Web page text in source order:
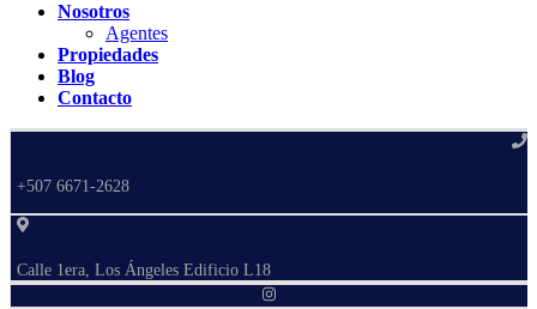
Nosotros
Agentes
Propiedades
Blog
Contacto
+507 6671-2628
Calle 1era, Los Ángeles Edificio L18